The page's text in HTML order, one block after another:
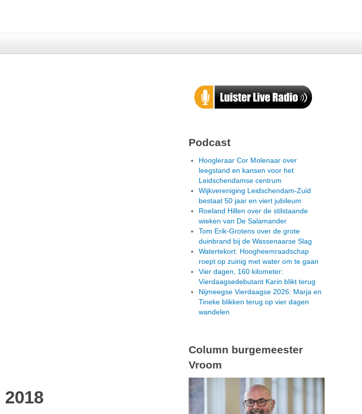
Podcast
Hoogleraar Cor Molenaar over
leegstand en kansen voor het
Leidschendamse centrum
Wijkvereniging Leidschendam-Zuid
bestaat 50 jaar en viert jubileum
Roeland Hillen over de stilstaande
wieken van De Salamander
Tom Erik-Grotens over de grote
duinbrand bij de Wassenaarse Slag
Watertekort: Hoogheemraadschap
roept op zuinig met water om te gaan
Vier dagen, 160 kilometer:
Vierdaagsedebutant Karin blikt terug
Nijmeegse Vierdaagse 2026: Marja en
Tineke blikken terug op vier dagen
wandelen
Column burgemeester
Vroom